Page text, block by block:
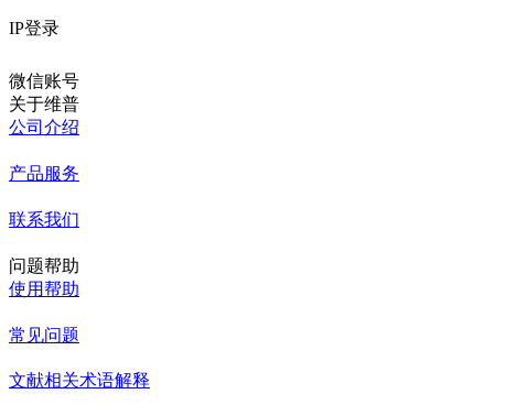
IP登录
微信账号
关于维普
公司介绍
产品服务
联系我们
问题帮助
使用帮助
常见问题
文献相关术语解释